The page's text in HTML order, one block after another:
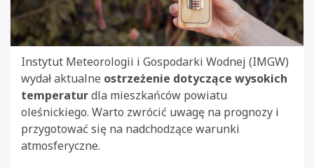
Instytut Meteorologii i Gospodarki Wodnej (IMGW)
wydał aktualne ostrzeżenie dotyczące wysokich
temperaturdla mieszkańców powiatu
oleśnickiego. Warto zwrócić uwagę na prognozy i
przygotować się na nadchodzące warunki
atmosferyczne.